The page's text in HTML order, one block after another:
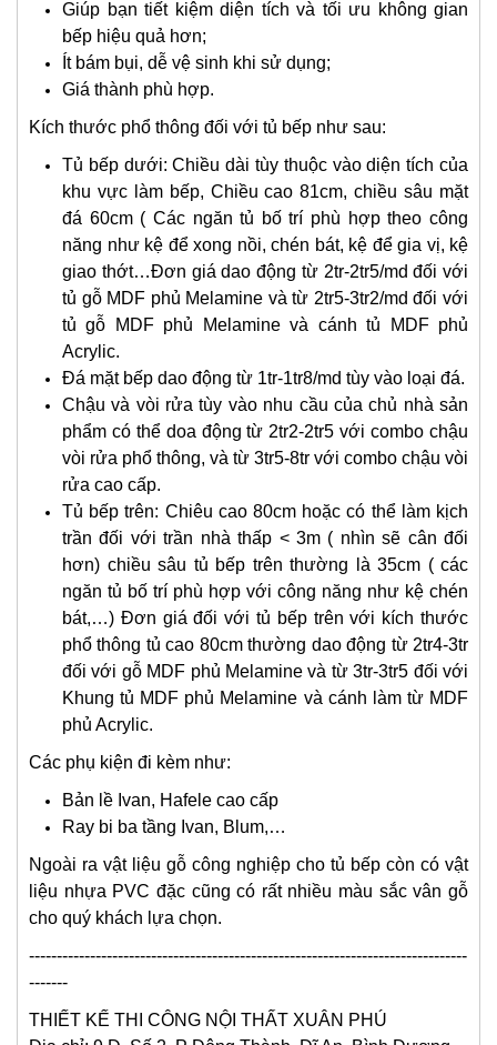
Giúp bạn tiết kiệm diện tích và tối ưu không gian
bếp hiệu quả hơn;
Ít bám bụi, dễ vệ sinh khi sử dụng;
Giá thành phù hợp.
Kích thước phổ thông đối với tủ bếp như sau:
Tủ bếp dưới: Chiều dài tùy thuộc vào diện tích của
khu vực làm bếp, Chiều cao 81cm, chiều sâu mặt
đá 60cm ( Các ngăn tủ bố trí phù hợp theo công
năng như kệ để xong nồi, chén bát, kệ để gia vị, kệ
giao thớt…Đơn giá dao động từ 2tr-2tr5/md đối với
tủ gỗ MDF phủ Melamine và từ 2tr5-3tr2/md đối với
tủ gỗ MDF phủ Melamine và cánh tủ MDF phủ
Acrylic.
Đá mặt bếp dao động từ 1tr-1tr8/md tùy vào loại đá.
Chậu và vòi rửa tùy vào nhu cầu của chủ nhà sản
phẩm có thể doa động từ 2tr2-2tr5 với combo chậu
vòi rửa phổ thông, và từ 3tr5-8tr với combo chậu vòi
rửa cao cấp.
Tủ bếp trên: Chiêu cao 80cm hoặc có thể làm kịch
trần đối với trần nhà thấp < 3m ( nhìn sẽ cân đối
hơn) chiều sâu tủ bếp trên thường là 35cm ( các
ngăn tủ bố trí phù hợp với công năng như kệ chén
bát,…) Đơn giá đối với tủ bếp trên với kích thước
phổ thông tủ cao 80cm thường dao động từ 2tr4-3tr
đối với gỗ MDF phủ Melamine và từ 3tr-3tr5 đối với
Khung tủ MDF phủ Melamine và cánh làm từ MDF
phủ Acrylic.
Các phụ kiện đi kèm như:
Bản lề Ivan, Hafele cao cấp
Ray bi ba tầng Ivan, Blum,…
Ngoài ra vật liệu gỗ công nghiệp cho tủ bếp còn có vật
liệu nhựa PVC đặc cũng có rất nhiều màu sắc vân gỗ
cho quý khách lựa chọn.
-------------------------------------------------------------------------------
-------
THIẾT KẾ THI CÔNG NỘI THẤT XUÂN PHÚ